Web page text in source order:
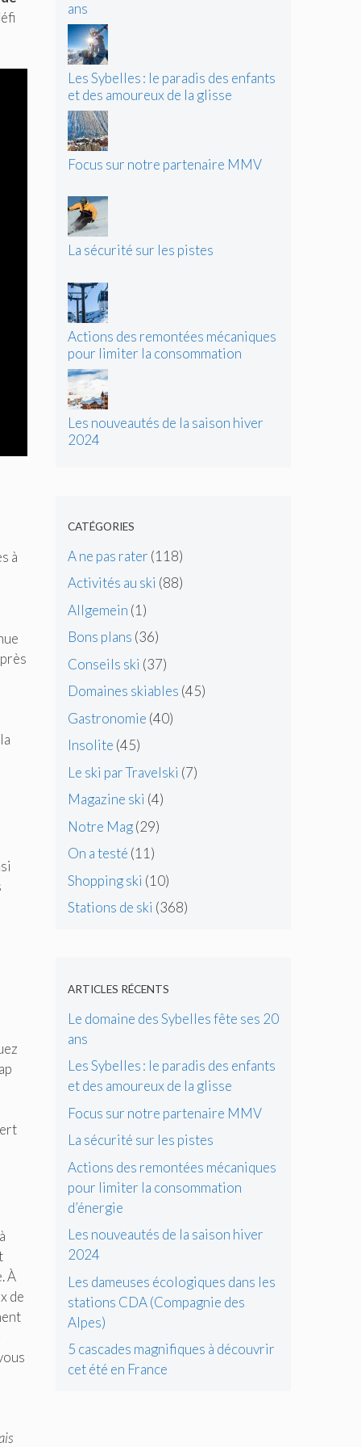
à
À
de
ans
Les Sybelles : le paradis des enfants
et des amoureux de la glisse
Focus sur notre partenaire MMV
La sécurité sur les pistes
Actions des remontées mécaniques
pour limiter la consommation
d’énergie
Les nouveautés de la saison hiver
2024
CATÉGORIES
A ne pas rater (118)
Activités au ski (88)
Allgemein (1)
Bons plans (36)
Conseils ski (37)
Domaines skiables (45)
Gastronomie (40)
Insolite (45)
Le ski par Travelski (7)
Magazine ski (4)
Notre Mag(29)
On a testé (11)
Shopping ski (10)
Stations de ski (368)
ARTICLES RÉCENTS
Le domaine des Sybelles fête ses 20
ans
Les Sybelles : le paradis des enfants
et des amoureux de la glisse
Focus sur notre partenaire MMV
La sécurité sur les pistes
Actions des remontées mécaniques
pour limiter la consommation
d’énergie
Les nouveautés de la saison hiver
2024
Les dameuses écologiques dans les
stations CDA (Compagnie des
Alpes)
5 cascades magnifiques à découvrir
cet été en France